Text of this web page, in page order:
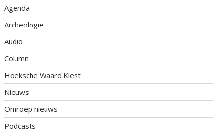
Agenda
Archeologie
Audio
Column
Hoeksche Waard Kiest
Nieuws
Omroep nieuws
Podcasts